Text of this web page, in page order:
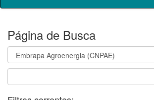
Página de Busca